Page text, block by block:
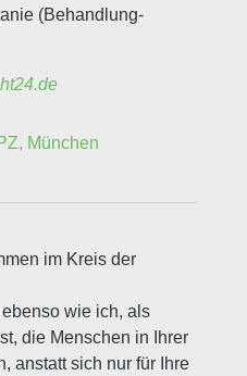
(Behandlung-
München
im Kreis der
wie ich, als
die Menschen in Ihrer
anstatt sich nur für Ihre